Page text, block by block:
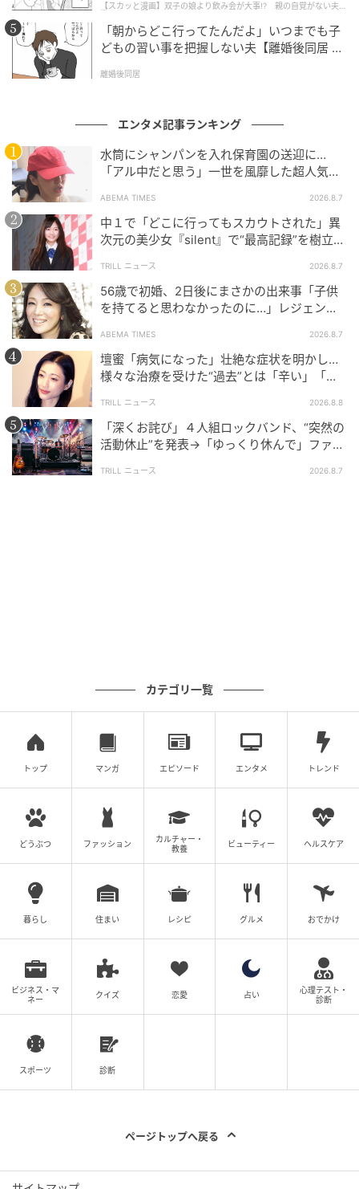
【スカッと漫画】双子の娘より飲み会が大事!? 親の自覚がない夫を
懲らしめた話
「朝からどこ行ってたんだよ」いつまでも子
どもの習い事を把握しない夫【離婚後同居 Vo
離婚後同居
エンタメ記事ランキング
水筒にシャンパンを入れ保育園の送迎に…
「アル中だと思う」一世を風靡した超人気タ
ABEMA TIMES 2026.8.7
中１で「どこに行ってもスカウトされた」異
次元の美少女『silent』で“最高記録”を樹立し
TRILL ニュース 2026.8.7
56歳で初婚、2日後にまさかの出来事「子供
を持てると思わなかったのに…」レジェンド
ABEMA TIMES 2026.8.7
壇蜜「病気になった」壮絶な症状を明かし…
様々な治療を受けた“過去”とは「辛い」「苦
TRILL ニュース 2026.8.8
「深くお詫び」４人組ロックバンド、“突然の
活動休止”を発表→「ゆっくり休んで」ファン
TRILL ニュース 2026.8.7
カテゴリ一覧
トップ マンガ エピソード エンタメ トレンド
どうぶつ ファッション
カルチャー・
教養
ビューティー ヘルスケア
暮らし 住まい レシピ グルメ おでかけ
ビジネス・マ
ネー
クイズ 恋愛 占い
心理テスト・
診断
スポーツ 診断
ページトップへ戻る